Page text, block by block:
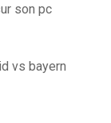
son pc
vs bayern